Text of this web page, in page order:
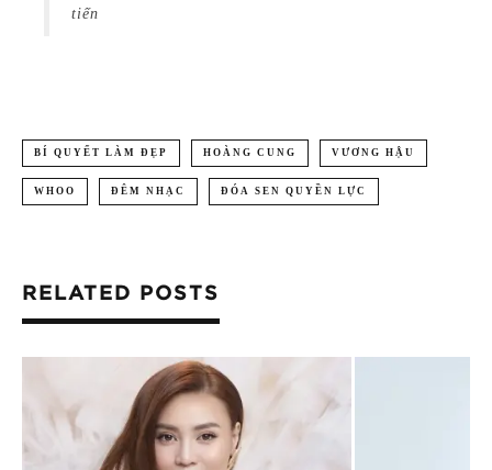
tiến
BÍ QUYẾT LÀM ĐẸP HOÀNG CUNG VƯƠNG HẬU
WHOO ĐÊM NHẠC ĐÓA SEN QUYỀN LỰC
RELATED POSTS